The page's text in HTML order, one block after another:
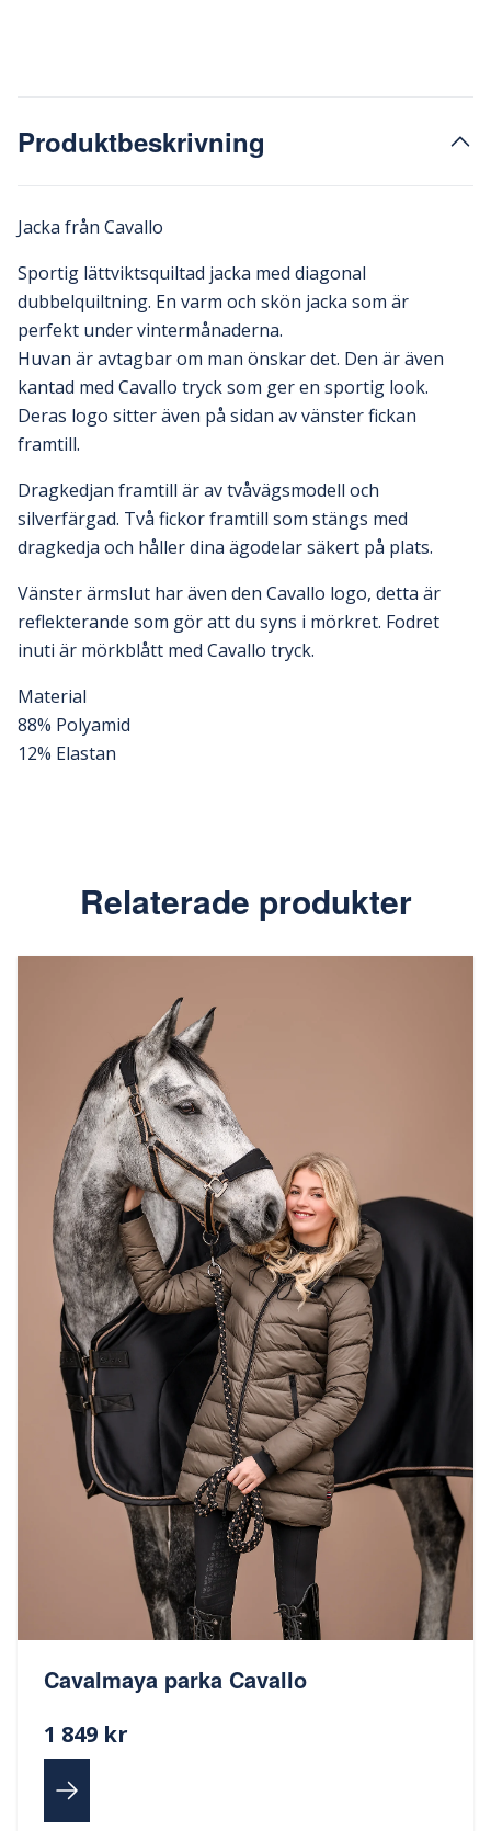
Produktbeskrivning
Jacka från Cavallo
Sportig lättviktsquiltad jacka med diagonal
dubbelquiltning. En varm och skön jacka som är
perfekt under vintermånaderna.
Huvan är avtagbar om man önskar det. Den är även
kantad med Cavallo tryck som ger en sportig look.
Deras logo sitter även på sidan av vänster fickan
framtill.
Dragkedjan framtill är av tvåvägsmodell och
silverfärgad. Två fickor framtill som stängs med
dragkedja och håller dina ägodelar säkert på plats.
Vänster ärmslut har även den Cavallo logo, detta är
reflekterande som gör att du syns i mörkret. Fodret
inuti är mörkblått med Cavallo tryck.
Material
88% Polyamid
12% Elastan
Relaterade produkter
Cavalmaya parka Cavallo
1 849 kr